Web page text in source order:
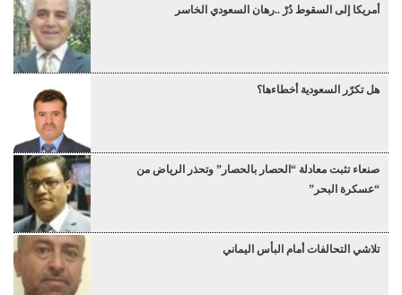
أمريكا إلى السقوط دُرْ ..رهان السعودي الخاسر
هل تكرّر السعودية أخطاءها؟
صنعاء تثبت معادلة “الحصار بالحصار” وتحذر الرياض من
“عسكرة البحر”
تلاشي التحالفات أمام البأس اليماني